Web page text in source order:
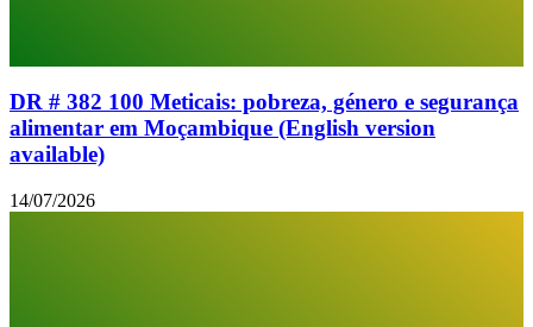
DR # 382 100 Meticais: pobreza, género e segurança
alimentar em Moçambique (English version
available)
14/07/2026